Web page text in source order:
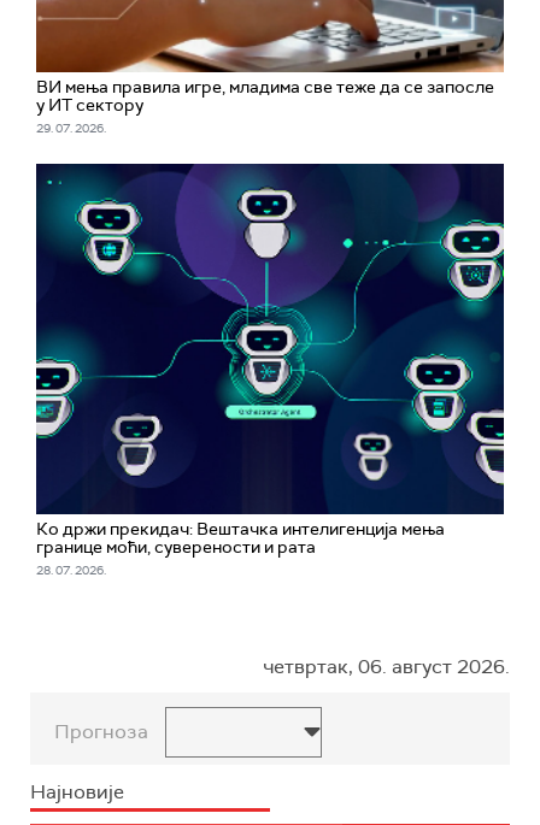
ВИ мења правила игре, младима све теже да се запосле
у ИТ сектору
29. 07. 2026.
Ко држи прекидач: Вештачка интелигенција мења
границе моћи, суверености и рата
28. 07. 2026.
четвртак, 06. август 2026.
Прогноза
Најновије